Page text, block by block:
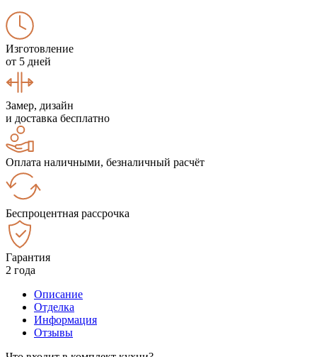
Изготовление
от 5 дней
Замер, дизайн
и доставка бесплатно
Оплата наличными, безналичный расчёт
Беспроцентная рассрочка
Гарантия
2 года
Описание
Отделка
Информация
Отзывы